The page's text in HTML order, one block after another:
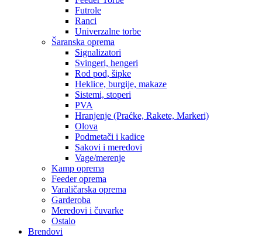
Futrole
Ranci
Univerzalne torbe
Šaranska oprema
Signalizatori
Svingeri, hengeri
Rod pod, šipke
Heklice, burgije, makaze
Sistemi, stoperi
PVA
Hranjenje (Praćke, Rakete, Markeri)
Olova
Podmetači i kadice
Sakovi i meredovi
Vage/merenje
Kamp oprema
Feeder oprema
Varaličarska oprema
Garderoba
Meredovi i čuvarke
Ostalo
Brendovi